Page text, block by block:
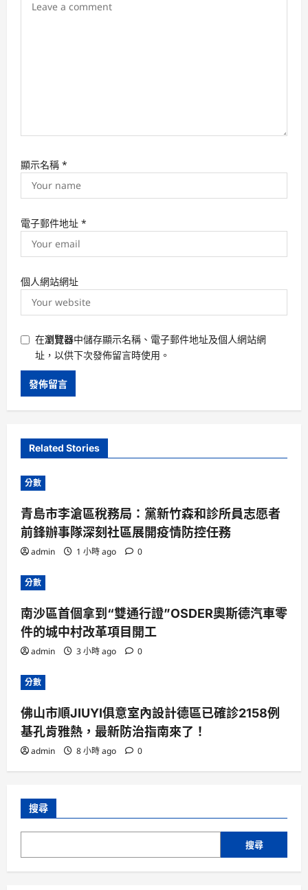
顯示名稱 *
電子郵件地址 *
個人網站網址
在瀏覽器中儲存顯示名稱、電子郵件地址及個人網站網
址，以供下次發佈留言時使用。
Related Stories
分數
青島市李滄區稅務局：黨新竹森和診所員志愿者
前鋒辦事隊深刻社區展開疫情防控任務
admin 1 小時 ago 0
分數
南沙區首個拿到“雙通行證”OSDER奧斯德汽車零
件的城中村改革項目開工
admin 3 小時 ago 0
分數
佛山市順JIUYI俱意室內設計德區已確診2158例
基孔肯雅熱，最新防治指南來了！
admin 8 小時 ago 0
搜尋
搜尋